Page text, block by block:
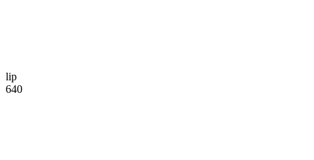
lip
640